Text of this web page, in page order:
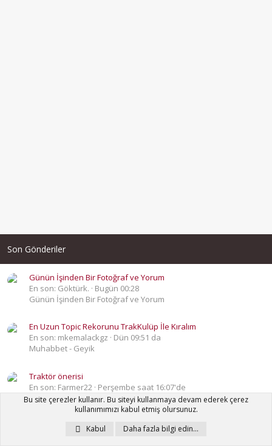
Son Gönderiler
Günün İşinden Bir Fotoğraf ve Yorum
En son: Göktürk.
Bugün 00:28
Günün İşinden Bir Fotoğraf ve Yorum
En Uzun Topic Rekorunu TrakKulüp İle Kıralım
En son: mkemalackgz
Dün 09:51 da
Muhabbet - Geyik
Traktör önerisi
En son: Farmer22 Perşembe saat 16:07'de
Hızlı Paylaşım
6 Ton Tek Dingil Römork Projesi
Perşembe saat 08:53'de
Bu site çerezler kullanır. Bu siteyi kullanmaya devam ederek çerez
kullanımımızı kabul etmiş olursunuz.
Kabul
Daha fazla bilgi edin…